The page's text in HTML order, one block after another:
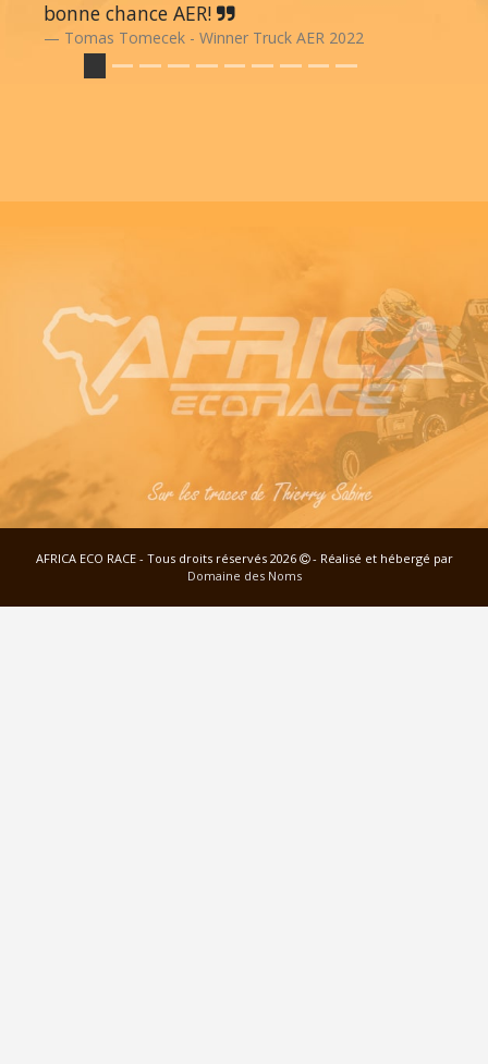
bonne chance AER!
Tomas Tomecek - Winner Truck AER 2022
AFRICA ECO RACE - Tous droits réservés 2026
- Réalisé et hébergé par
Domaine des Noms